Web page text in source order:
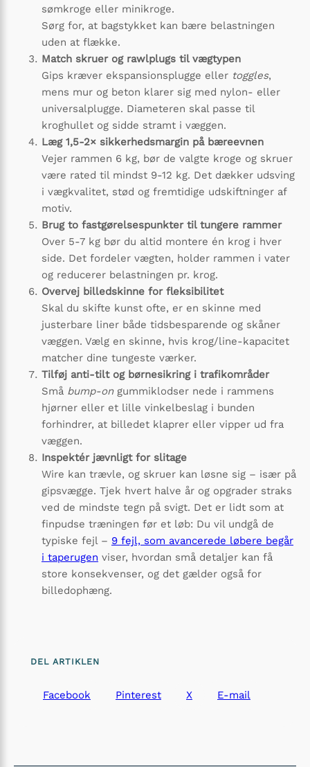
sømkroge eller minikroge.
Sørg for, at bagstykket kan bære belastningen
uden at flække.
Match skruer og rawlplugs til vægtypen
Gips kræver ekspansions­plugge eller toggles,
mens mur og beton klarer sig med nylon- eller
universal­plugge. Diameteren skal passe til
kroghullet og sidde stramt i væggen.
Læg 1,5-2× sikkerhedsmargin på bæreevnen
Vejer rammen 6 kg, bør de valgte kroge og skruer
være rated til mindst 9-12 kg. Det dækker udsving
i vægkvalitet, stød og fremtidige udskiftninger af
motiv.
Brug to fastgørelses­punkter til tungere rammer
Over 5-7 kg bør du altid montere én krog i hver
side. Det fordeler vægten, holder rammen i vater
og reducerer belastningen pr. krog.
Overvej billedskinne for fleksibilitet
Skal du skifte kunst ofte, er en skinne med
justerbare liner både tidsbesparende og skåner
væggen. Vælg en skinne, hvis krog/line-kapacitet
matcher dine tungeste værker.
Tilføj anti-tilt og børnesikring i trafik­områder
Små bump-ongummiklodser nede i rammens
hjørner eller et lille vinkelbeslag i bunden
forhindrer, at billedet klaprer eller vipper ud fra
væggen.
Inspektér jævnligt for slitage
Wire kan trævle, og skruer kan løsne sig – især på
gipsvægge. Tjek hvert halve år og opgrader straks
ved de mindste tegn på svigt. Det er lidt som at
finpudse træningen før et løb: Du vil undgå de
typiske fejl – 9 fejl, som avancerede løbere begår
i taperugen viser, hvordan små detaljer kan få
store konsekvenser, og det gælder også for
billedophæng.
DEL ARTIKLEN
Facebook Pinterest X E-mail